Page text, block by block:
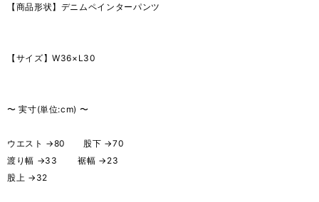
【商品形状】デニムペインターパンツ
【サイズ】W36×L30
〜 実寸(単位:cm) 〜
ウエスト →80 股下 →70
渡り幅 →33 裾幅 →23
股上 →32